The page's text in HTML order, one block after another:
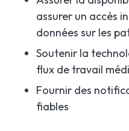
assurer un accès
données sur les
Soutenir la
flux de travail
Fournir des
fiables